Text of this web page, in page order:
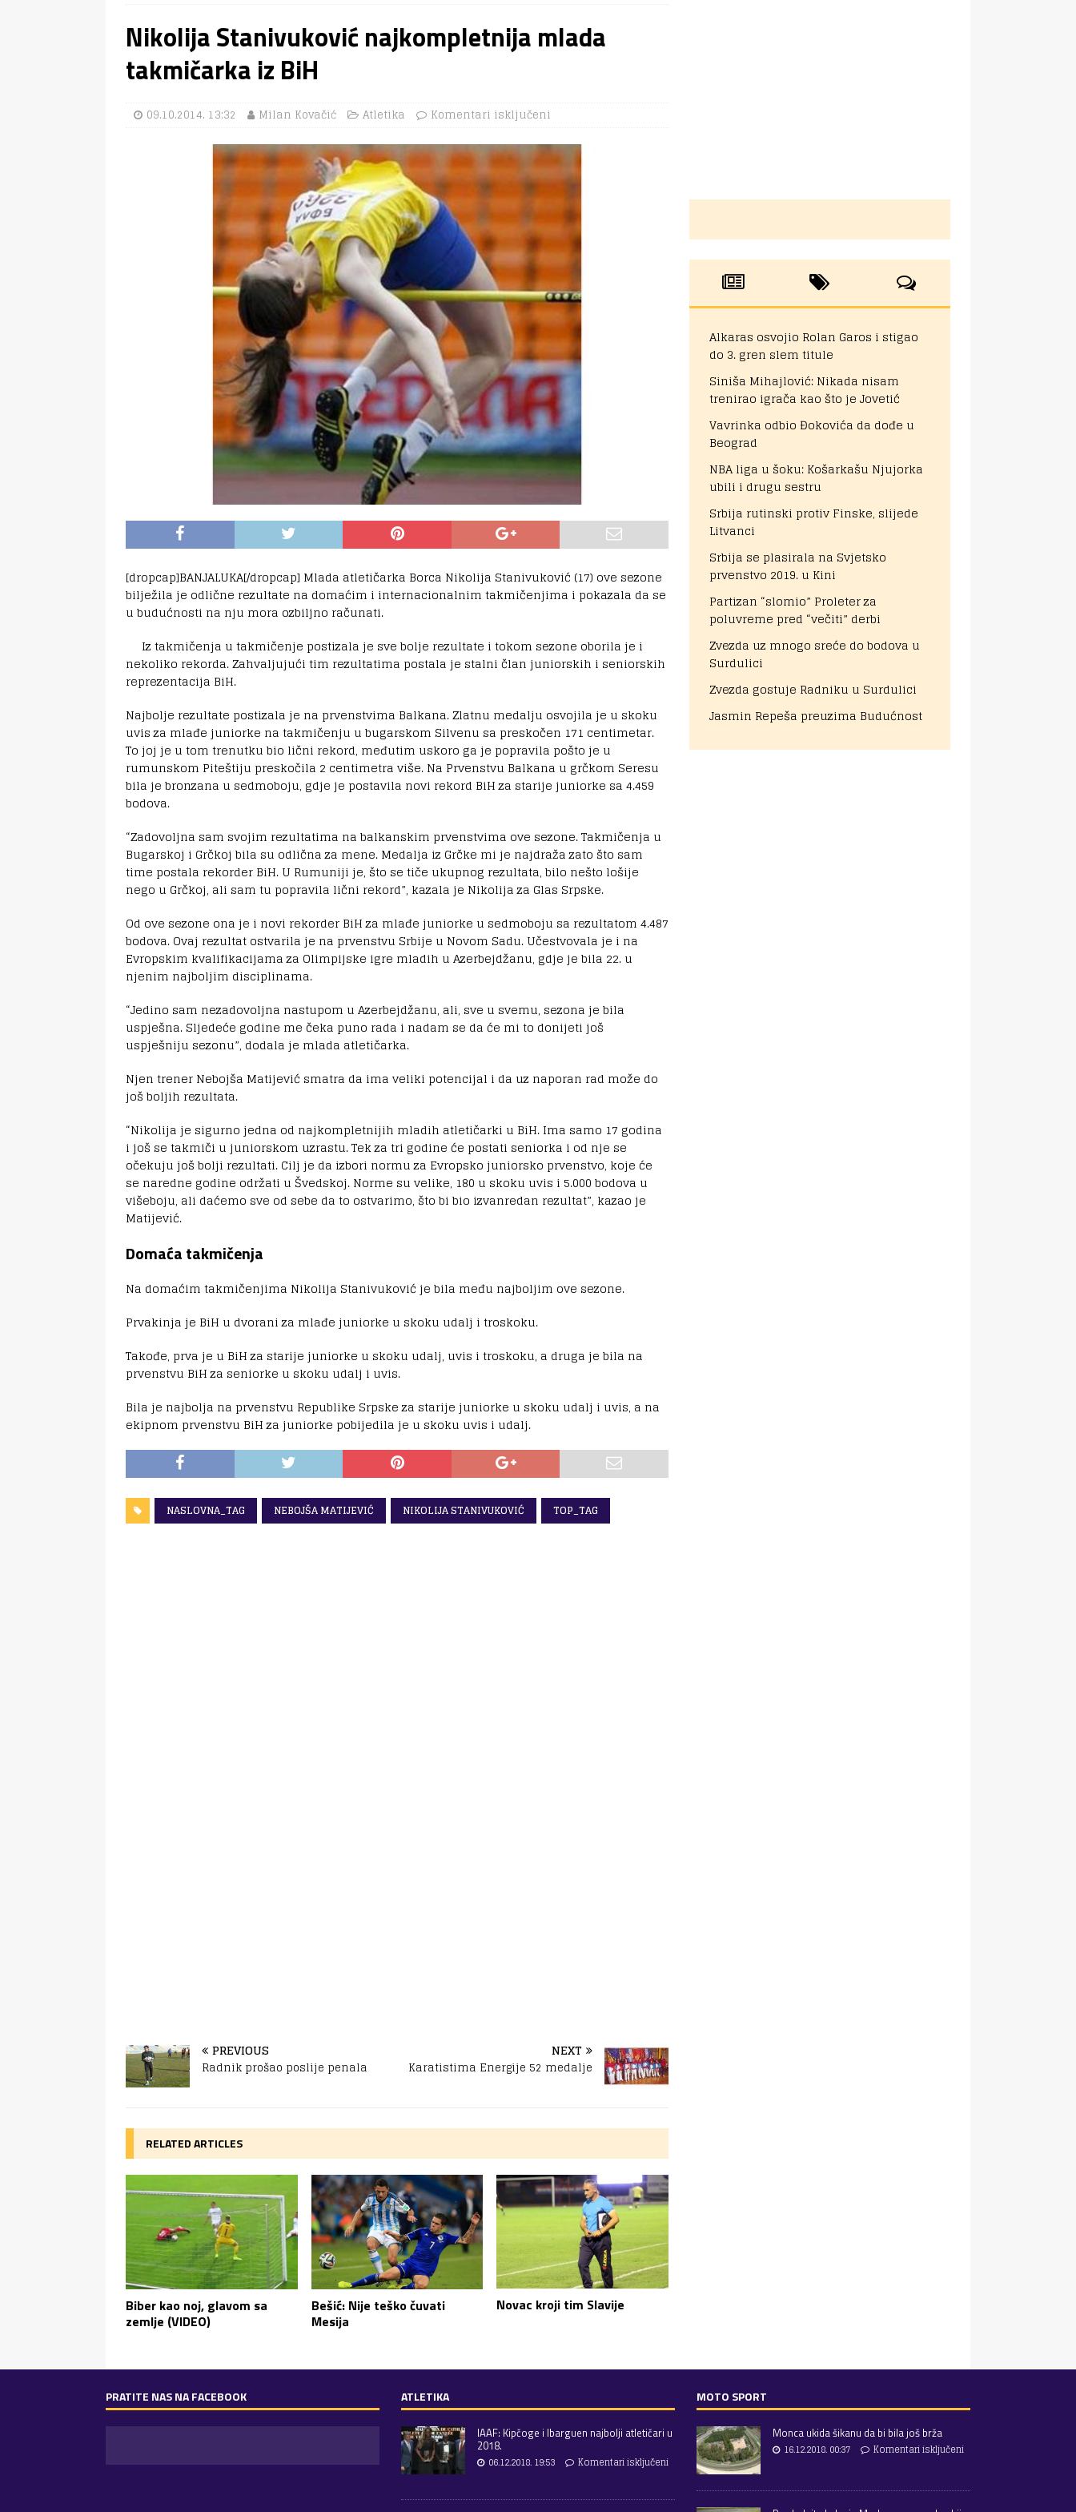
Nikolija Stanivuković najkompletnija mlada
takmičarka iz BiH
09.10.2014. 13:32 Milan Kovačić Atletika Komentari isključeni
[dropcap]BANJALUKA[/dropcap] Mlada atletičarka Borca Nikolija Stanivuković (17) ove sezone
bilježila je odlične rezultate na domaćim i internacionalnim takmičenjima i pokazala da se
u budućnosti na nju mora ozbiljno računati.
Iz takmičenja u takmičenje postizala je sve bolje rezultate i tokom sezone oborila je i
nekoliko rekorda. Zahvaljujući tim rezultatima postala je stalni član juniorskih i seniorskih
reprezentacija BiH.
Najbolje rezultate postizala je na prvenstvima Balkana. Zlatnu medalju osvojila je u skoku
uvis za mlađe juniorke na takmičenju u bugarskom Silvenu sa preskočen 171 centimetar.
To joj je u tom trenutku bio lični rekord, međutim uskoro ga je popravila pošto je u
rumunskom Piteštiju preskočila 2 centimetra više. Na Prvenstvu Balkana u grčkom Seresu
bila je bronzana u sedmoboju, gdje je postavila novi rekord BiH za starije juniorke sa 4.459
bodova.
“Zadovoljna sam svojim rezultatima na balkanskim prvenstvima ove sezone. Takmičenja u
Bugarskoj i Grčkoj bila su odlična za mene. Medalja iz Grčke mi je najdraža zato što sam
time postala rekorder BiH. U Rumuniji je, što se tiče ukupnog rezultata, bilo nešto lošije
nego u Grčkoj, ali sam tu popravila lični rekord”, kazala je Nikolija za Glas Srpske.
Od ove sezone ona je i novi rekorder BiH za mlađe juniorke u sedmoboju sa rezultatom 4.487
bodova. Ovaj rezultat ostvarila je na prvenstvu Srbije u Novom Sadu. Učestvovala je i na
Evropskim kvalifikacijama za Olimpijske igre mladih u Azerbejdžanu, gdje je bila 22. u
njenim najboljim disciplinama.
“Jedino sam nezadovoljna nastupom u Azerbejdžanu, ali, sve u svemu, sezona je bila
uspješna. Sljedeće godine me čeka puno rada i nadam se da će mi to donijeti još
uspješniju sezonu”, dodala je mlada atletičarka.
Njen trener Nebojša Matijević smatra da ima veliki potencijal i da uz naporan rad može do
još boljih rezultata.
“Nikolija je sigurno jedna od najkompletnijih mladih atletičarki u BiH. Ima samo 17 godina
i još se takmiči u juniorskom uzrastu. Tek za tri godine će postati seniorka i od nje se
očekuju još bolji rezultati. Cilj je da izbori normu za Evropsko juniorsko prvenstvo, koje će
se naredne godine održati u Švedskoj. Norme su velike, 180 u skoku uvis i 5.000 bodova u
višeboju, ali daćemo sve od sebe da to ostvarimo, što bi bio izvanredan rezultat”, kazao je
Matijević.
Domaća takmičenja
Na domaćim takmičenjima Nikolija Stanivuković je bila među najboljim ove sezone.
Prvakinja je BiH u dvorani za mlađe juniorke u skoku udalj i troskoku.
Takođe, prva je u BiH za starije juniorke u skoku udalj, uvis i troskoku, a druga je bila na
prvenstvu BiH za seniorke u skoku udalj i uvis.
Bila je najbolja na prvenstvu Republike Srpske za starije juniorke u skoku udalj i uvis, a na
ekipnom prvenstvu BiH za juniorke pobijedila je u skoku uvis i udalj.
NASLOVNA_TAG NEBOJŠA MATIJEVIĆ NIKOLIJA STANIVUKOVIĆ TOP_TAG
PREVIOUS
Radnik prošao poslije penala
NEXT
Karatistima Energije 52 medalje
RELATED ARTICLES
Biber kao noj, glavom sa
zemlje (VIDEO)
Bešić: Nije teško čuvati
Mesija
Novac kroji tim Slavije
Alkaras osvojio Rolan Garos i stigao
do 3. gren slem titule
Siniša Mihajlović: Nikada nisam
trenirao igrača kao što je Jovetić
Vavrinka odbio Đokovića da dođe u
Beograd
NBA liga u šoku: Košarkašu Njujorka
ubili i drugu sestru
Srbija rutinski protiv Finske, slijede
Litvanci
Srbija se plasirala na Svjetsko
prvenstvo 2019. u Kini
Partizan “slomio” Proleter za
poluvreme pred “večiti” derbi
Zvezda uz mnogo sreće do bodova u
Surdulici
Zvezda gostuje Radniku u Surdulici
Jasmin Repeša preuzima Budućnost
PRATITE NAS NA FACEBOOK ATLETIKA
IAAF: Kipčoge i Ibarguen najbolji atletičari u
2018.
06.12.2018. 19:53
Komentari isključeni
MOTO SPORT
Monca ukida šikanu da bi bila još brža
16.12.2018. 00:37
Komentari isključeni